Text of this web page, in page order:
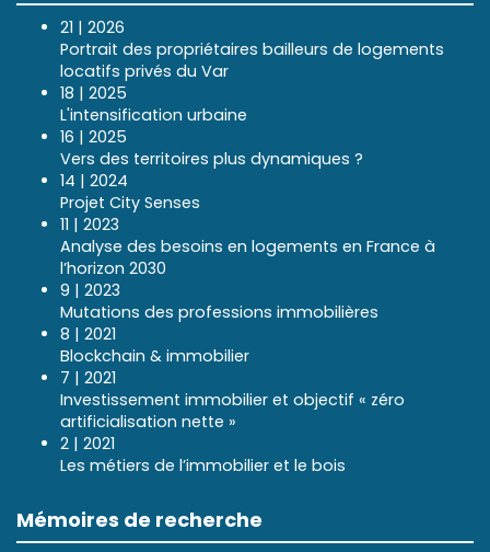
21 | 2026
Portrait des propriétaires bailleurs de logements
locatifs privés du Var
18 | 2025
L'intensification urbaine
16 | 2025
Vers des territoires plus dynamiques ?
14 | 2024
Projet City Senses
11 | 2023
Analyse des besoins en logements en France à
l’horizon 2030
9 | 2023
Mutations des professions immobilières
8 | 2021
Blockchain & immobilier
7 | 2021
Investissement immobilier et objectif « zéro
artificialisation nette »
2 | 2021
Les métiers de l’immobilier et le bois
Mémoires de recherche